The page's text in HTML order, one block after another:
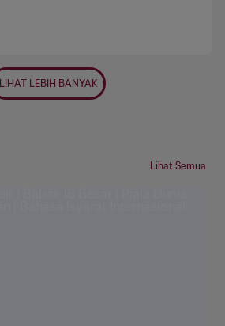
LIHAT LEBIH BANYAK
Lihat Semua